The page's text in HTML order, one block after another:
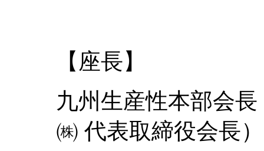
【座長】
九州生産性本部会
㈱ 代表取締役会